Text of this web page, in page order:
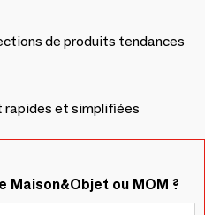
de produits tendances
rapides et simplifiées
Maison&Objet ou MOM ?